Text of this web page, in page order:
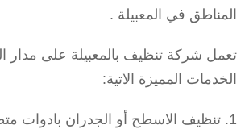
المناطق في المعبيلة .
تعمل شركة تنظيف بالمعبيلة على مدار
الخدمات المميزة الاتية:
تنظيف الاسطح أو الجدران بادوات